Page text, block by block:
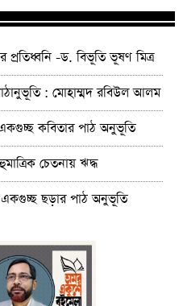
প্রতিধ্বনি -ড. বিভূতি ভূষণ মিত্র
পাঠানুভূতি : মোহাম্মদ রবিউল আলম
কবিতার পাঠ অনুভূতি
চেতনায় ঋদ্ধ
ছড়ার পাঠ অনুভূতি